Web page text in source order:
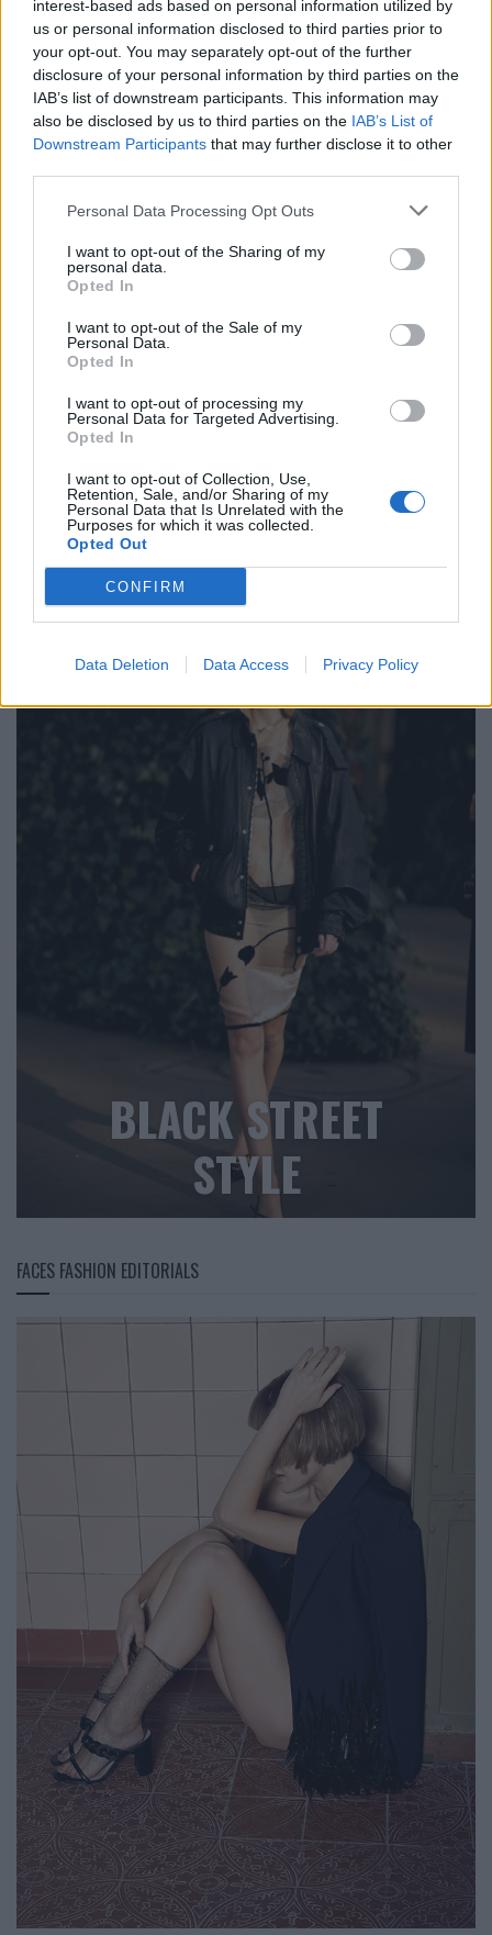
interest-based ads based on personal information utilized by
us or personal information disclosed to third parties prior to
your opt-out. You may separately opt-out of the further
disclosure of your personal information by third parties on the
IAB’s list of downstream participants. This information may
also be disclosed by us to third parties on the IAB’s List of
Downstream Participants that may further disclose it to other
Personal Data Processing Opt Outs
I want to opt-out of the Sharing of my
personal data.
Opted In
I want to opt-out of the Sale of my
Personal Data.
Opted In
I want to opt-out of processing my
Personal Data for Targeted Advertising.
Opted In
I want to opt-out of Collection, Use,
Retention, Sale, and/or Sharing of my
Personal Data that Is Unrelated with the
Purposes for which it was collected.
Opted Out
CONFIRM
Data Deletion Data Access Privacy Policy
FASHION
IM Men Frühling/Sommer 2027: Im Schatten des
Bambuswaldes
POST GALLERY
BLACK STREET
STYLE
FACES FASHION EDITORIALS